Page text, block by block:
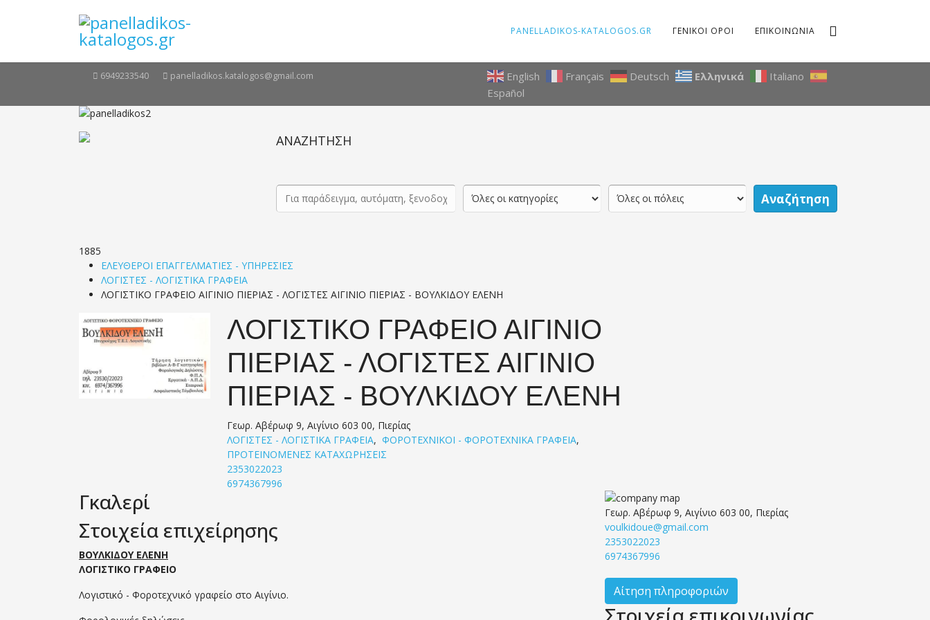
PANELLADIKOS-KATALOGOS.GR ΓΕΝΙΚΟΙ ΟΡΟΙ ΕΠΙΚΟΙΝΩΝΙΑ
6949233540 panelladikos.katalogos@gmail.com English Français Deutsch Ελληνικά
Italiano
Español
ΑΝΑΖΗΤΗΣΗ
Αναζήτηση
1885
ΕΛΕΥΘΕΡΟΙ ΕΠΑΓΓΕΛΜΑΤΙΕΣ - ΥΠΗΡΕΣΙΕΣ
ΛΟΓΙΣΤΕΣ - ΛΟΓΙΣΤΙΚΑ ΓΡΑΦΕΙΑ
ΛΟΓΙΣΤΙΚΟ ΓΡΑΦΕΙΟ ΑΙΓΙΝΙΟ ΠΙΕΡΙΑΣ - ΛΟΓΙΣΤΕΣ ΑΙΓΙΝΙΟ ΠΙΕΡΙΑΣ - ΒΟΥΛΚΙΔΟΥ ΕΛΕΝΗ
ΛΟΓΙΣΤΙΚΟ ΓΡΑΦΕΙΟ ΑΙΓΙΝΙΟ
ΠΙΕΡΙΑΣ - ΛΟΓΙΣΤΕΣ ΑΙΓΙΝΙΟ
ΠΙΕΡΙΑΣ - ΒΟΥΛΚΙΔΟΥ ΕΛΕΝΗ
Γεωρ. Αβέρωφ 9, Αιγίνιο 603 00, Πιερίας
ΛΟΓΙΣΤΕΣ - ΛΟΓΙΣΤΙΚΑ ΓΡΑΦΕΙΑ, ΦΟΡΟΤΕΧΝΙΚΟΙ - ΦΟΡΟΤΕΧΝΙΚΑ ΓΡΑΦΕΙΑ,
ΠΡΟΤΕΙΝΟΜΕΝΕΣ ΚΑΤΑΧΩΡΗΣΕΙΣ
2353022023
6974367996
Γκαλερί
Στοιχεία επιχείρησης
ΒΟΥΛΚΙΔΟΥ ΕΛΕΝΗ
ΛΟΓΙΣΤΙΚΟ ΓΡΑΦΕΙΟ
Λογιστικό - Φοροτεχνικό γραφείο στο Αιγίνιο.
Γεωρ. Αβέρωφ 9, Αιγίνιο 603 00, Πιερίας
voulkidoue@gmail.com
2353022023
6974367996
Αίτηση πληροφοριών